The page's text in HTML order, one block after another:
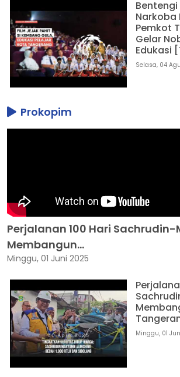
Narkoba
Pemkot
Gelar
Edukasi
Selasa, 04
Prokopim
Perjalanan 100 Hari
Membangun...
Minggu, 01 Juni 2025
Minggu, 01